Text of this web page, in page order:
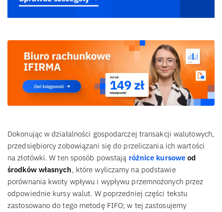
Dokonując w działalności gospodarczej transakcji walutowych,
przedsiębiorcy zobowiązani się do przeliczania ich wartości
na złotówki. W ten sposób powstają różnice kursowe od
środków własnych, które wyliczamy na podstawie
porównania kwoty wpływu i wypływu przemnożonych przez
odpowiednie kursy walut. W poprzedniej części tekstu
zastosowano do tego metodę FIFO; w tej zastosujemy